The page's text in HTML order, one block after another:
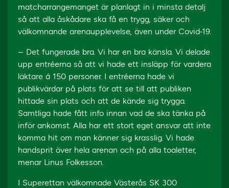
matcharrangemanget är planlagt in i minsta detalj
så att alla åskådare ska få en trygg, säker och
välkomnande arenaupplevelse, även under Covid-19.
– Det fungerade bra. Vi har en bra känsla. Vi delade
upp entréerna så att vi hade ett insläpp för vardera
läktare á 150 personer. I entréerna hade vi
publikvärdar på plats för att se till att publiken
hittade sin plats och att de kände sig trygga.
Samtliga hade fått info innan vad de ska tänka på
inför ankomst. Alla har ett stort eget ansvar att inte
komma hit om man känner sig krasslig. Vi hade
handsprit över hela arenan och på alla toaletter,
menar Linus Folkesson.
I Superettan välkomnade Västerås SK 300